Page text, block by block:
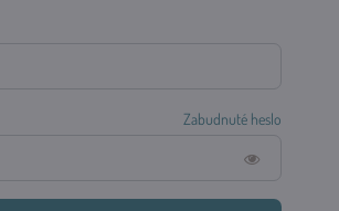
Zabudnuté heslo